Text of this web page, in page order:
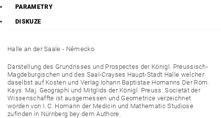
PARAMETRY
DISKUZE
Halle an der Saale - Německo
Darstellung des Grundrisses und Prospectes der Königl. Preussisch-
Magdeburgischen und des Saal-Crayses Haupt-Stadt Halle welcher
daselbst auf Kosten und Verlag Iohann Baptistae Homanns Der Röm.
Kays. Maj. Geographi und Mitglids der Königl. Preuss. Societät der
Wissenschaffte ist ausgemessen und Geometrice verzeichnet
worden von I. C. Homann der Medicin und Mathematic Studiose
zufinden in Nürnberg bey dem Authore.